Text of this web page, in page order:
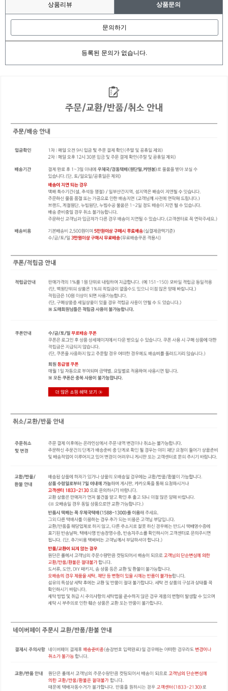
상품리뷰 상품문의
문의하기
등록된 문의가 없습니다.